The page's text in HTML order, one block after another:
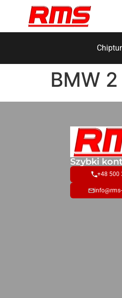
BMW
Szybki
+48 500